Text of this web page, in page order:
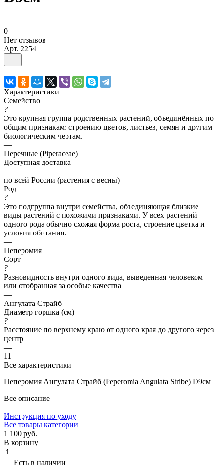
0
Нет отзывов
Арт. 2254
Характеристики
Семейство
?
Это крупная группа родственных растений, объединённых по
общим признакам: строению цветов, листьев, семян и другим
биологическим чертам.
—
Перечные (Piperaceae)
Доступная доставка
—
по всей России (растения с весны)
Род
?
Это подгруппа внутри семейства, объединяющая близкие
виды растений с похожими признаками. У всех растений
одного рода обычно схожая форма роста, строение цветка и
условия обитания.
—
Пеперомия
Сорт
?
Разновидность внутри одного вида, выведенная человеком
или отобранная за особые качества
—
Ангулата Страйб
Диаметр горшка (см)
?
Расстояние по верхнему краю от одного края до другого через
центр
—
11
Все характеристики
Пеперомия Ангулата Страйб (Peperomia Angulata Stribe) D9см
Все описание
Инструкция по уходу
Все товары категории
1 100 руб.
В корзину
Есть в наличии